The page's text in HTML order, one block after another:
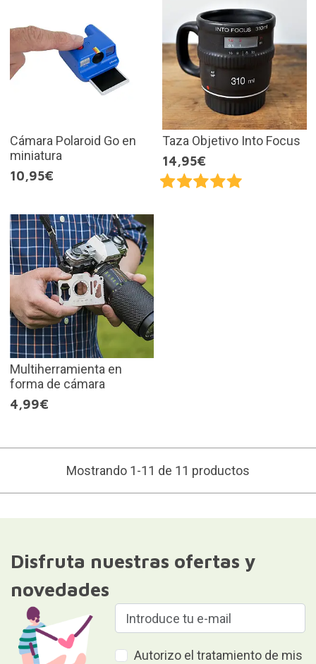
Cámara Polaroid Go en
miniatura
10,95€
Taza Objetivo Into Focus
14,95€
Multiherramienta en
forma de cámara
4,99€
Mostrando 1-11 de 11 productos
Disfruta nuestras ofertas y
novedades
Autorizo el tratamiento de mis